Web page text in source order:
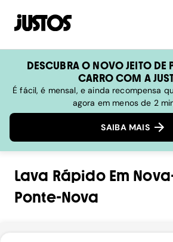
DESCUBRA O NOVO JEITO DE
CARRO COM A
É fácil, é mensal, e ainda recompensa
agora em menos de 2
SAIBA MAIS
Lava RápidoEm
Ponte-Nova